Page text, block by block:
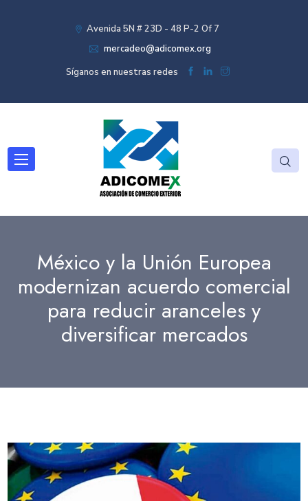
Avenida 5N # 23D - 48 P-2 Of 7
mercadeo@adicomex.org
Síganos en nuestras redes
México y la Unión Europea
modernizan acuerdo comercial
para reducir aranceles y
diversificar mercados